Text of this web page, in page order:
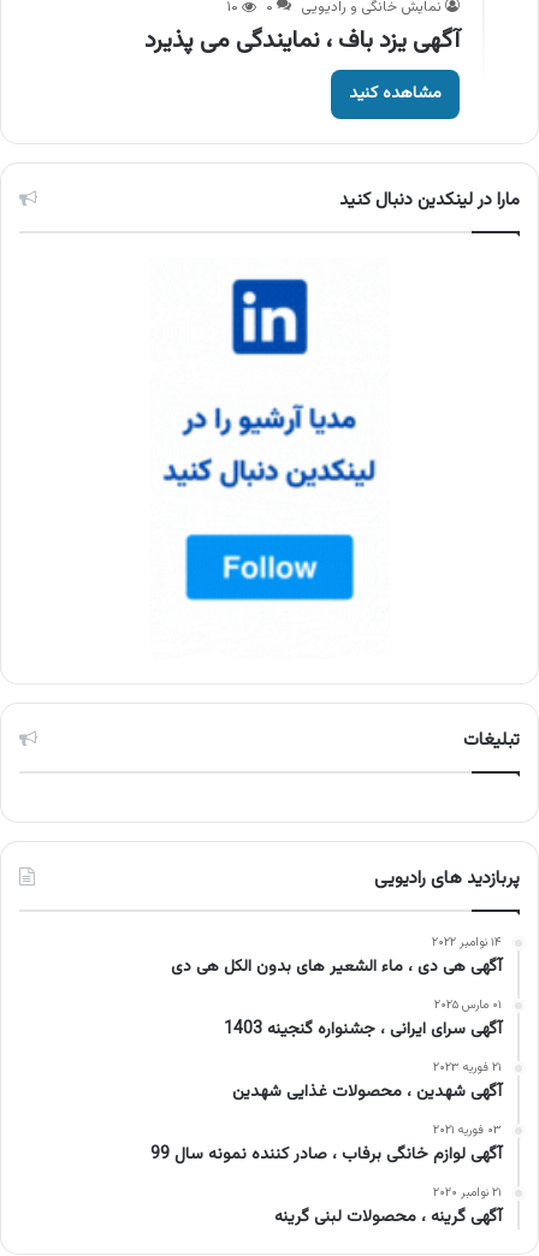
نمایش خانگی و رادیویی ۰ ۱۰
آگهی یزد باف ، نمایندگی می پذیرد
مشاهده کنید
مارا در لینکدین دنبال کنید
تبلیغات
پربازدید های رادیویی
۱۴ نوامبر ۲۰۲۲
آگهی هی دی ، ماء الشعیر های بدون الکل هی دی
۰۱ مارس ۲۰۲۵
آگهی سرای ایرانی ، جشنواره گنجینه 1403
۲۱ فوریه ۲۰۲۳
آگهی شهدین ، محصولات غذایی شهدین
۰۳ فوریه ۲۰۲۱
آگهی لوازم خانگی برفاب ، صادر کننده نمونه سال 99
۲۱ نوامبر ۲۰۲۰
آگهی گرینه ، محصولات لبنی گرینه